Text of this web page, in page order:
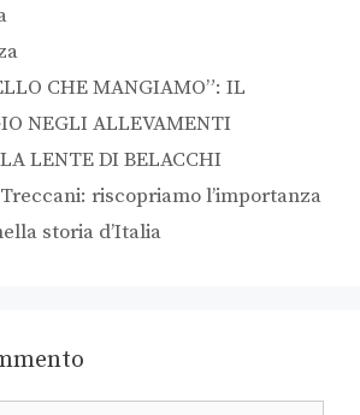
CHE MANGIAMO”: IL
NEGLI ALLEVAMENTI
LENTE DI BELACCHI
riscopriamo l’importanza
storia d’Italia